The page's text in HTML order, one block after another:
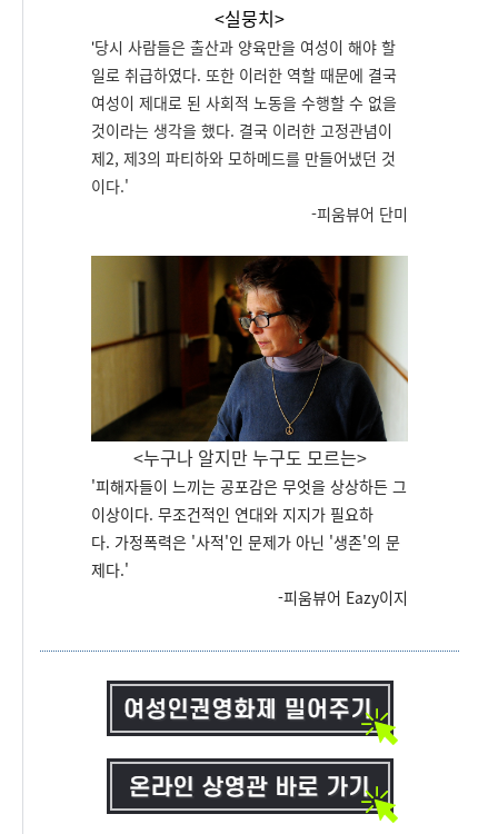
<실뭉치>
'당시 사람들은 출산과 양육만을 여성이 해야 할
일로 취급하였다. 또한 이러한 역할 때문에 결국
여성이 제대로 된 사회적 노동을 수행할 수 없을
것이라는 생각을 했다. 결국 이러한 고정관념이
제2, 제3의 파티하와 모하메드를 만들어냈던 것
이다.'
-피움뷰어 단미
<누구나 알지만 누구도 모르는>
'피해자들이 느끼는 공포감은 무엇을 상상하든 그
이상이다. 무조건적인 연대와 지지가 필요하
다. 가정폭력은 '사적'인 문제가 아닌 '생존'의 문
제다.'
-피움뷰어 Eazy이지